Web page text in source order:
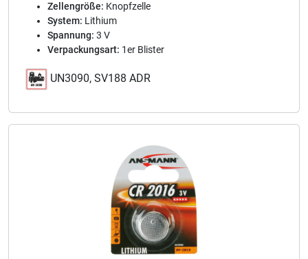
Zellengröße: Knopfzelle
System: Lithium
Spannung: 3 V
Verpackungsart: 1er Blister
UN3090, SV188 ADR